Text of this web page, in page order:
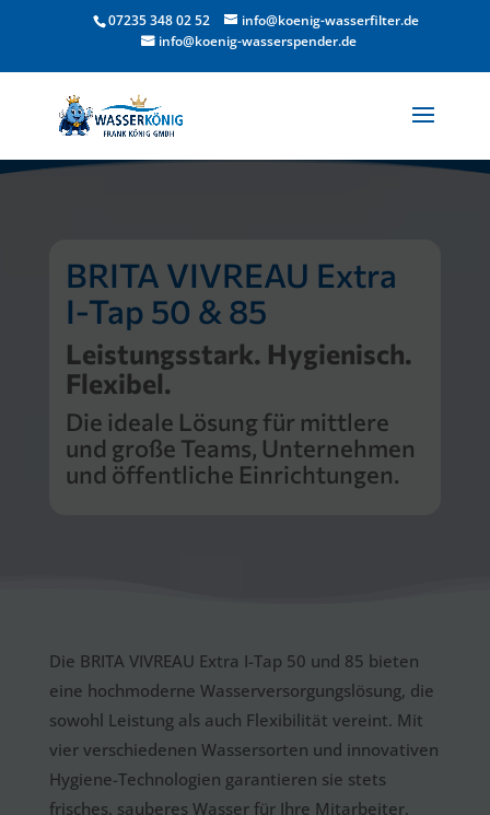
info@koenig-wasserspender.de
07235 348 02 52 info@koenig-wasserfilter.de
BRITA VIVREAU Extra
I-Tap 50 & 85
Leistungsstark. Hygienisch.
Flexibel.
Die ideale Lösung für mittlere
und große Teams, Unternehmen
und öffentliche Einrichtungen.
Die BRITA VIVREAU Extra I-Tap 50 und 85 bieten
eine hochmoderne Wasserversorgungslösung, die
sowohl Leistung als auch Flexibilität vereint. Mit
vier verschiedenen Wassersorten und innovativen
Hygiene-Technologien garantieren sie stets
frisches, sauberes Wasser für Ihre Mitarbeiter,